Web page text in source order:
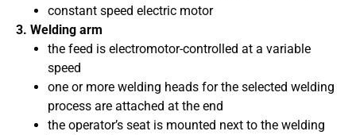
constant speed electric motor
3. Welding arm
the feed is electromotor-controlled at a variable
speed
one or more welding heads for the selected welding
process are attached at the end
the operator’s seat is mounted next to the welding